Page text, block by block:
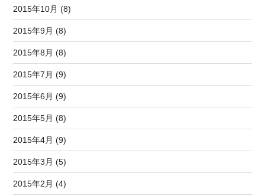
2015年10月 (8)
2015年9月 (8)
2015年8月 (8)
2015年7月 (9)
2015年6月 (9)
2015年5月 (8)
2015年4月 (9)
2015年3月 (5)
2015年2月 (4)